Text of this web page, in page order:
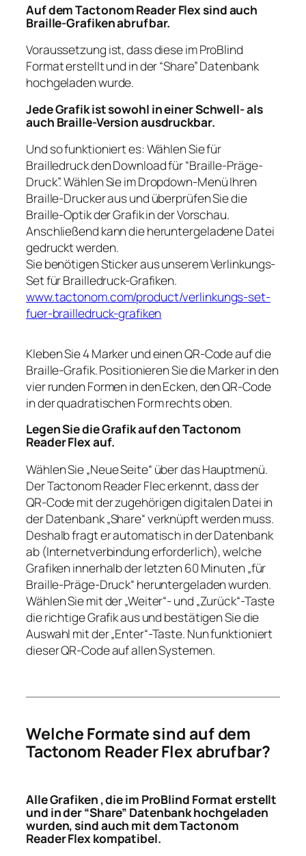
Auf dem Tactonom Reader Flex sind auch
Braille-Grafiken abrufbar.
Voraussetzung ist, dass diese im ProBlind
Format erstellt und in der “Share” Datenbank
hochgeladen wurde.
Jede Grafik ist sowohl in einer Schwell- als
auch Braille-Version ausdruckbar.
Und so funktioniert es: Wählen Sie für
Brailledruck den Download für “Braille-Präge-
Druck”. Wählen Sie im Dropdown-Menü Ihren
Braille-Drucker aus und überprüfen Sie die
Braille-Optik der Grafik in der Vorschau.
Anschließend kann die heruntergeladene Datei
gedruckt werden.
Sie benötigen Sticker aus unserem Verlinkungs-
Set für Brailledruck-Grafiken.
www.tactonom.com/product/verlinkungs-set-
fuer-brailledruck-grafiken
Kleben Sie 4 Marker und einen QR-Code auf die
Braille-Grafik. Positionieren Sie die Marker in den
vier runden Formen in den Ecken, den QR-Code
in der quadratischen Form rechts oben.
Legen Sie die Grafik auf den Tactonom
Reader Flex auf.
Wählen Sie „Neue Seite“ über das Hauptmenü.
Der Tactonom Reader Flec erkennt, dass der
QR-Code mit der zugehörigen digitalen Datei in
der Datenbank „Share“ verknüpft werden muss.
Deshalb fragt er automatisch in der Datenbank
ab (Internetverbindung erforderlich), welche
Grafiken innerhalb der letzten 60 Minuten „für
Braille-Präge-Druck“ heruntergeladen wurden.
Wählen Sie mit der „Weiter“- und „Zurück“-Taste
die richtige Grafik aus und bestätigen Sie die
Auswahl mit der „Enter“-Taste. Nun funktioniert
dieser QR-Code auf allen Systemen.
Welche Formate sind auf dem
Tactonom Reader Flex abrufbar?
Alle Grafiken , die im ProBlind Format erstellt
und in der “Share” Datenbank hochgeladen
wurden, sind auch mit dem Tactonom
Reader Flex kompatibel.